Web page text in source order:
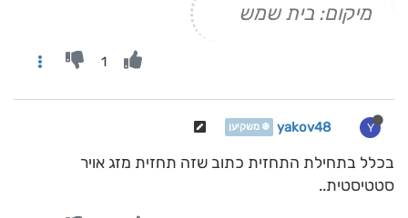
מיקום: בית שמש
1
Y
yakov48 ❄️ משקיען
בכלל בתחילת התחזית כתוב שזה תחזית מזג אויר
סטטיסטית..